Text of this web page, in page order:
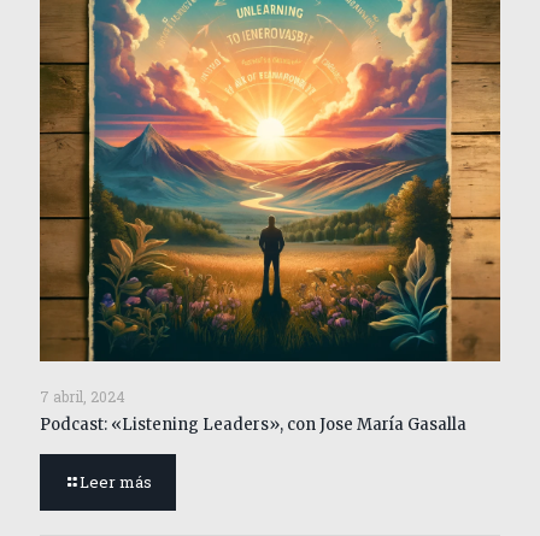
7 abril, 2024
Podcast: «Listening Leaders», con Jose María Gasalla
Leer más